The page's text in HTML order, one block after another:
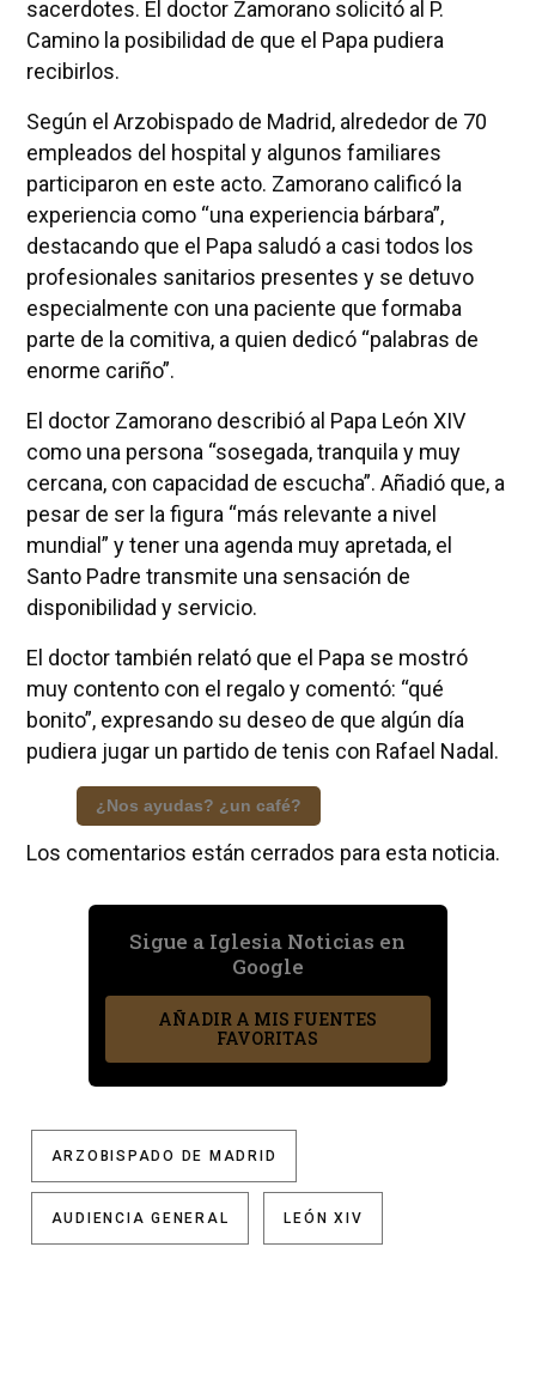
sacerdotes. El doctor Zamorano solicitó al P.
Camino la posibilidad de que el Papa pudiera
recibirlos.
Según el Arzobispado de Madrid, alrededor de 70
empleados del hospital y algunos familiares
participaron en este acto. Zamorano calificó la
experiencia como “una experiencia bárbara”,
destacando que el Papa saludó a casi todos los
profesionales sanitarios presentes y se detuvo
especialmente con una paciente que formaba
parte de la comitiva, a quien dedicó “palabras de
enorme cariño”.
El doctor Zamorano describió al Papa León XIV
como una persona “sosegada, tranquila y muy
cercana, con capacidad de escucha”. Añadió que, a
pesar de ser la figura “más relevante a nivel
mundial” y tener una agenda muy apretada, el
Santo Padre transmite una sensación de
disponibilidad y servicio.
El doctor también relató que el Papa se mostró
muy contento con el regalo y comentó: “qué
bonito”, expresando su deseo de que algún día
pudiera jugar un partido de tenis con Rafael Nadal.
¿Nos ayudas? ¿un café?
Los comentarios están cerrados para esta noticia.
Sigue a Iglesia Noticias en
Google
AÑADIR A MIS FUENTES
FAVORITAS
ARZOBISPADO DE MADRID
AUDIENCIA GENERAL LEÓN XIV